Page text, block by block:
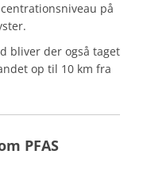
på
bliver der også taget
op til 10 km fra
PFAS